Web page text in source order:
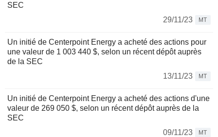
SEC
29/11/23
MT
Un initié de Centerpoint Energy a acheté des actions pour
une valeur de 1 003 440 $, selon un récent dépôt auprès
de la SEC
13/11/23
MT
Un initié de Centerpoint Energy a acheté des actions d'une
valeur de 269 050 $, selon un récent dépôt auprès de la
SEC
09/11/23
MT